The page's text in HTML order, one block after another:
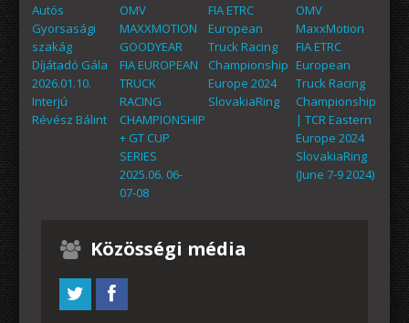
Autós
Gyorsasági
szakág
Díjátadó Gála
2026.01.10.
Interjú
Révész Bálint
OMV
MAXXMOTION
GOODYEAR
FIA EUROPEAN
TRUCK
RACING
CHAMPIONSHIP
+ GT CUP
SERIES
2025.06. 06-
07-08
FIA ETRC
European
Truck Racing
Championship
Europe 2024
SlovakiaRing
OMV
MaxxMotion
FIA ETRC
European
Truck Racing
Championship
| TCR Eastern
Europe 2024
SlovakiaRing
(June 7-9 2024)
Közösségi média